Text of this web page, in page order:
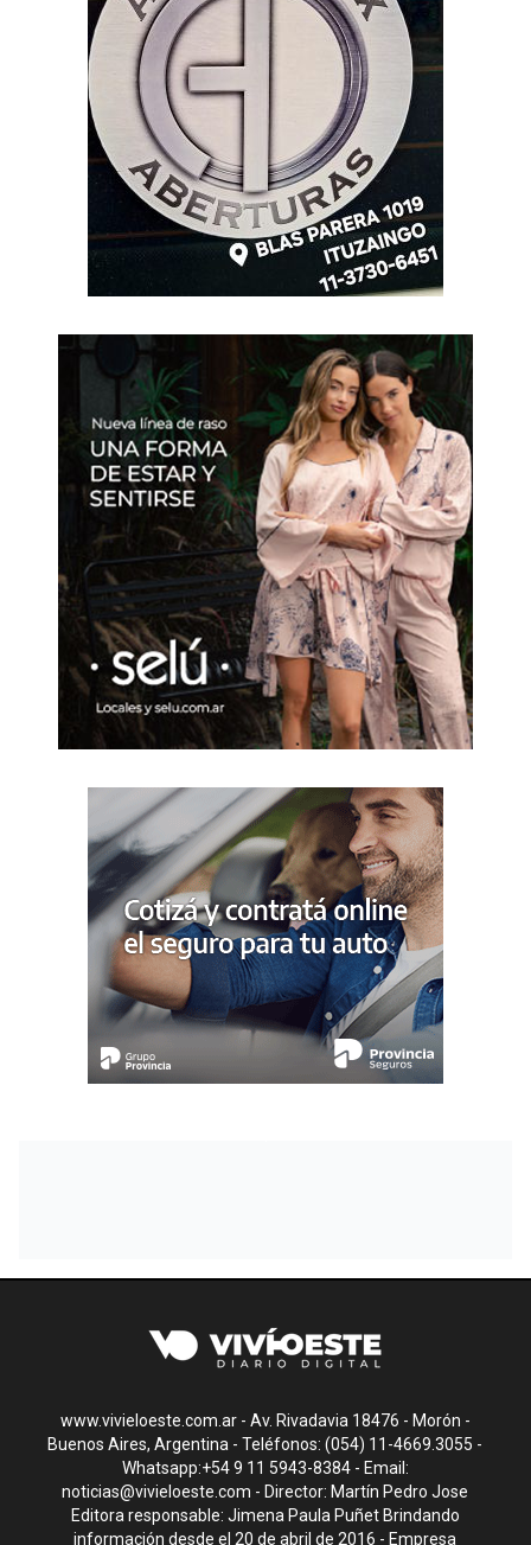
www.vivieloeste.com.ar - Av. Rivadavia 18476 - Morón -
Buenos Aires, Argentina - Teléfonos: (054) 11-4669.3055 -
Whatsapp:+54 9 11 5943-8384 - Email:
noticias@vivieloeste.com - Director: Martín Pedro Jose
Editora responsable: Jimena Paula Puñet Brindando
información desde el 20 de abril de 2016 - Empresa